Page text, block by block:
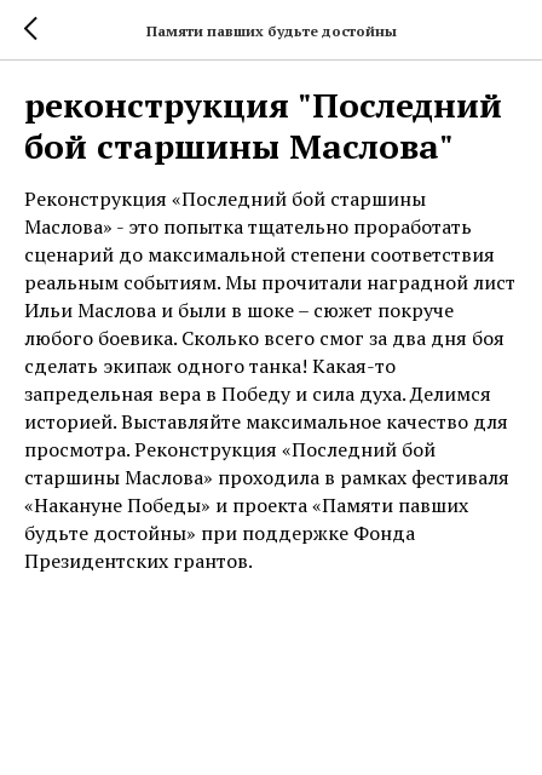
Памяти павших будьте достойны
реконструкция "Последний
бой старшины Маслова"
Реконструкция «Последний бой старшины
Маслова» - это попытка тщательно проработать
сценарий до максимальной степени соответствия
реальным событиям. Мы прочитали наградной лист
Ильи Маслова и были в шоке – сюжет покруче
любого боевика. Сколько всего смог за два дня боя
сделать экипаж одного танка! Какая-то
запредельная вера в Победу и сила духа. Делимся
историей. Выставляйте максимальное качество для
просмотра. Реконструкция «Последний бой
старшины Маслова» проходила в рамках фестиваля
«Накануне Победы» и проекта «Памяти павших
будьте достойны» при поддержке Фонда
Президентских грантов.